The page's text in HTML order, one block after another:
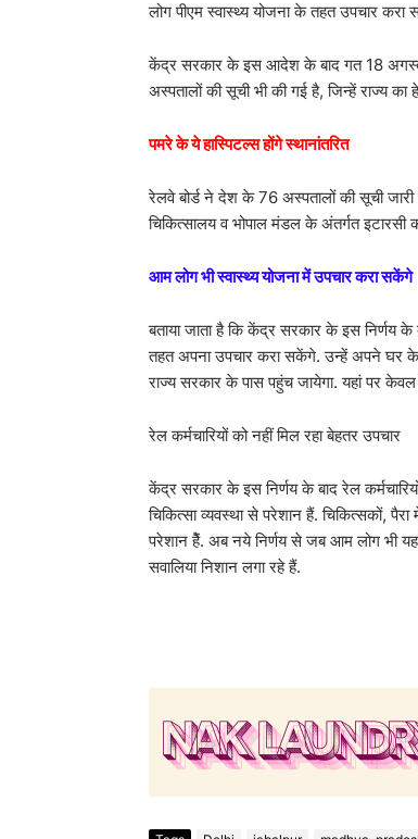
लोग पीएम स्वास्थ्य योजना के तहत उपचार करा
केंद्र सरकार के इस आदेश के बाद गत 18
अस्पतालों की सूची भी की गई है, जिन्हें राज्य
पमरे के ये हास्पिटल्स होंगे स्थानांतरित
रेलवे बोर्ड ने देश के 76 अस्पतालों की सूची
चिकित्सालय व भोपाल मंडल के अंतर्गत इटारसी
आम लोग भी स्वास्थ्य योजना में उपचार करा सकेंगे
बताया जाता है कि केंद्र सरकार के इस निर्णय
तहत अपना उपचार करा सकेंगे. उन्हें अपने घर के
राज्य सरकार के पास पहुंच जायेगा. यहां पर
रेल कर्मचारियों को नहीं मिल रहा बेहतर उपचार
केंद्र सरकार के इस निर्णय के बाद रेल
चिकित्सा व्यवस्था से परेशान हैं. चिकित्सकों,
परेशान हैें. अब नये निर्णय से जब आम लोग भी
सवालिया निशान लगा रहे हैं.